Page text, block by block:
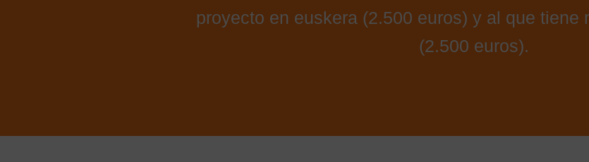
proyecto en euskera (2.500 euros) y al que tiene
(2.500 euros).